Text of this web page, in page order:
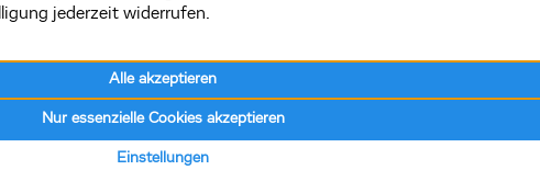
Vertrag widerrufen